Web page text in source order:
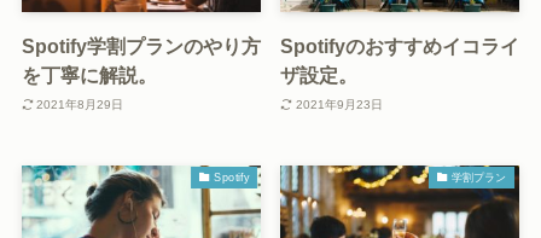
Spotify学割プランのやり方
を丁寧に解説。
2021年8月29日
Spotifyのおすすめイコライ
ザ設定。
2021年9月23日
Spotify 学割プラン